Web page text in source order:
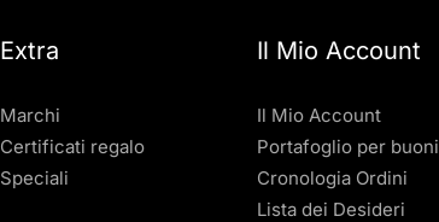
Extra
Marchi
Certificati regalo
Speciali
Il Mio Account
Il Mio Account
Portafoglio per buoni
Cronologia Ordini
Lista dei Desideri